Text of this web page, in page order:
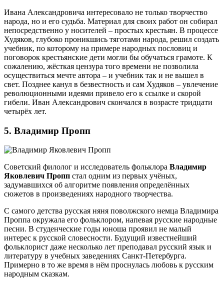
Ивана Александровича интересовало не только творчество
народа, но и его судьба. Материал для своих работ он собирал
непосредственно у носителей – простых крестьян. В процессе
Худяков, глубоко проникшись тяготами народа, решил создать
учебник, по которому на примере народных пословиц и
поговорок крестьянские дети могли бы обучаться грамоте. К
сожалению, жёсткая цензура того времени не позволила
осуществиться мечте автора – и учебник так и не вышел в
свет. Позднее канул в безвестность и сам Худяков – увлечение
революционными идеями привело его к ссылке и скорой
гибели. Иван Александрович скончался в возрасте тридцати
четырёх лет.
5. Владимир Пропп
Советский филолог и исследователь фольклора Владимир
Яковлевич Пропп стал одним из первых учёных,
задумавшихся об алгоритме появления определённых
сюжетов в произведениях народного творчества.
С самого детства русская няня поволжского немца Владимира
Проппа окружала его фольклором, напевая русские народные
песни. В студенческие годы юноша проявил не малый
интерес к русской словесности. Будущий известнейший
фольклорист даже несколько лет преподавал русский язык и
литературу в учебных заведениях Санкт-Петербурга.
Примерно в то же время в нём проснулась любовь к русским
народным сказкам.